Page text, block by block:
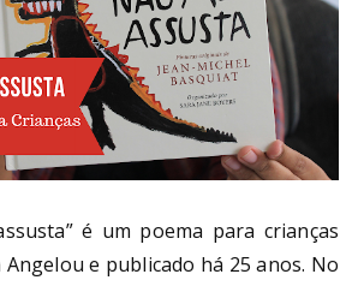
é um poema para crianças
e publicado há 25 anos. No